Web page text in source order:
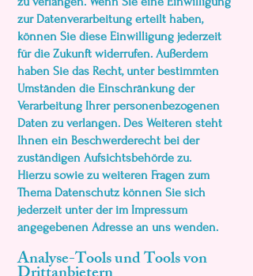
zur Datenverarbeitung erteilt haben,
können Sie diese Einwilligung jederzeit
für die Zukunft widerrufen. Außerdem
haben Sie das Recht, unter bestimmten
Umständen die Einschränkung der
Verarbeitung Ihrer personenbezogenen
Daten zu verlangen. Des Weiteren steht
Ihnen ein Beschwerderecht bei der
zuständigen Aufsichtsbehörde zu.
Hierzu sowie zu weiteren Fragen zum
Thema Datenschutz können Sie sich
jederzeit unter der im Impressum
angegebenen Adresse an uns wenden.
Analyse-Tools und Tools von